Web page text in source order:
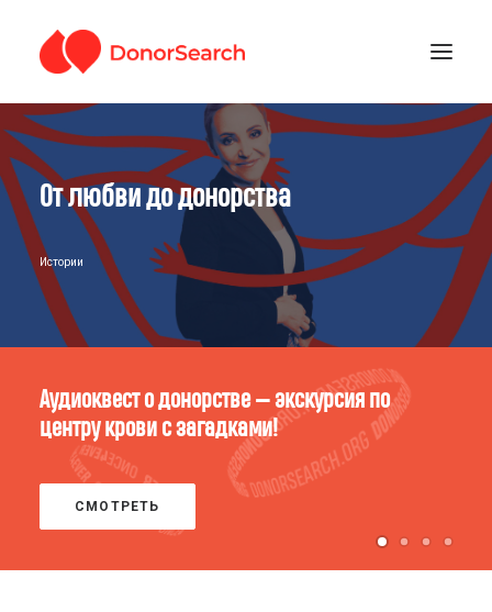
РУБРИКИ
ЗАРЕГИСТРИРОВАТЬСЯ
ПОДДЕРЖАТЬ ПРОЕКТ
ГДЕ СДАТЬ КРОВЬ
От любви до донорства
Истории
Аудиоквест о донорстве — экскурсия по
центру крови с загадками!
СМОТРЕТЬ